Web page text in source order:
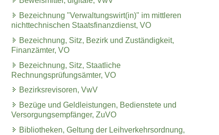
Bezeichnung "Verwaltungswirt(in)" im mittleren
nichttechnischen Staatsfinanzdienst, VO
Bezeichnung, Sitz, Bezirk und Zuständigkeit,
Finanzämter, VO
Bezeichnung, Sitz, Staatliche
Rechnungsprüfungsämter, VO
Bezirksrevisoren, VwV
Bezüge und Geldleistungen, Bedienstete und
Versorgungsempfänger, ZuVO
Bibliotheken, Geltung der Leihverkehrsordnung,